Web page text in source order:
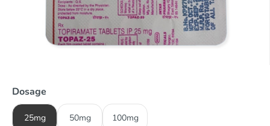
Dosage
25mg 50mg 100mg